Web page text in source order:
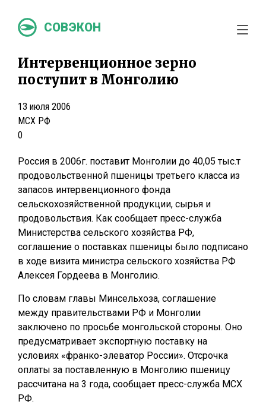
СОВЭКОН
Интервенционное зерно
поступит в Монголию
13 июля 2006
МСХ РФ
0
Россия в 2006г. поставит Монголии до 40,05 тыс.т
продовольственной пшеницы третьего класса из
запасов интервенционного фонда
сельскохозяйственной продукции, сырья и
продовольствия. Как сообщает пресс-служба
Министерства сельского хозяйства РФ,
соглашение о поставках пшеницы было подписано
в ходе визита министра сельского хозяйства РФ
Алексея Гордеева в Монголию.
По словам главы Минсельхоза, соглашение
между правительствами РФ и Монголии
заключено по просьбе монгольской стороны. Оно
предусматривает экспортную поставку на
условиях «франко-элеватор России». Отсрочка
оплаты за поставленную в Монголию пшеницу
рассчитана на 3 года, сообщает пресс-служба МСХ
РФ.